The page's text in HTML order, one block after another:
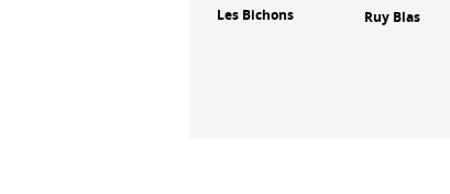
Les Bichons Ruy Blas